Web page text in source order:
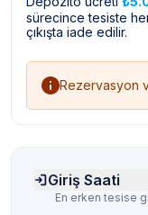
sürecince tesiste
çıkışta iade edilir.
Rezervasyon
Giriş Saati
En erken tesise